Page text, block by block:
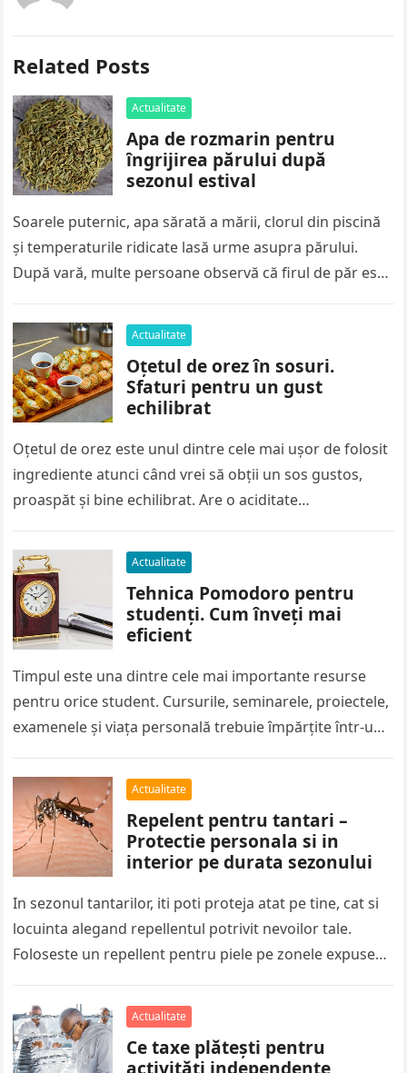
Related Posts
Actualitate
Apa de rozmarin pentru
îngrijirea părului după
sezonul estival
Soarele puternic, apa sărată a mării, clorul din piscină
și temperaturile ridicate lasă urme asupra părului.
După vară, multe persoane observă că firul de păr este
Actualitate
Oțetul de orez în sosuri.
Sfaturi pentru un gust
echilibrat
Oțetul de orez este unul dintre cele mai ușor de folosit
ingrediente atunci când vrei să obții un sos gustos,
proaspăt și bine echilibrat. Are o aciditate…
Actualitate
Tehnica Pomodoro pentru
studenți. Cum înveți mai
eficient
Timpul este una dintre cele mai importante resurse
pentru orice student. Cursurile, seminarele, proiectele,
examenele și viața personală trebuie împărțite într-un
Actualitate
Repelent pentru tantari –
Protectie personala si in
interior pe durata sezonului
In sezonul tantarilor, iti poti proteja atat pe tine, cat si
locuinta alegand repellentul potrivit nevoilor tale.
Foloseste un repellent pentru piele pe zonele expuse
Actualitate
Ce taxe plătești pentru
activități independente